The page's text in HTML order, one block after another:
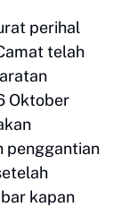
perihal
telah
Oktober
penggantian
kapan